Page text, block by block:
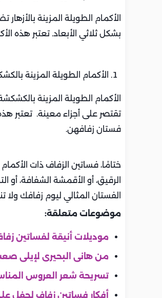
الأكمام الطويلة المزينة
بشكل ثلاثي الأبعاد. تعتبر هذه
الأكمام الطويلة المزينة
الأكمام الطويلة المزينة
تقتصر على أجزاء معينة. تعتبر
فستان زفافهن.
ختامًا، فساتين الزفاف ذات
الرقيق، أو الأقمشة الشفافة، أو
الفستان المثالي ليوم زفافك
موضوعات متعلقة:
موديلات أنيقة لفساتين
من هانى البحيرى لإيلى
تسريحة شعر العروس
أفكار فساتين زفاف لحفل